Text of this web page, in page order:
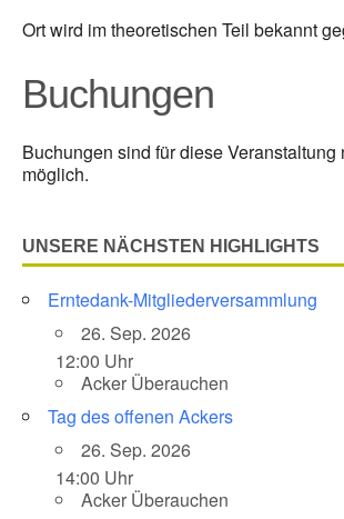
Ort wird im theoretischen Teil bekannt
Buchungen
Buchungen sind für diese Veranstaltung
möglich.
UNSERE NÄCHSTEN HIGHLIGHTS
Erntedank-Mitgliederversammlung
26. Sep. 2026
12:00 Uhr
Acker Überauchen
Tag des offenen Ackers
26. Sep. 2026
14:00 Uhr
Acker Überauchen